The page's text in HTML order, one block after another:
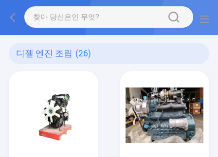
디젤 엔진 조립 (26)